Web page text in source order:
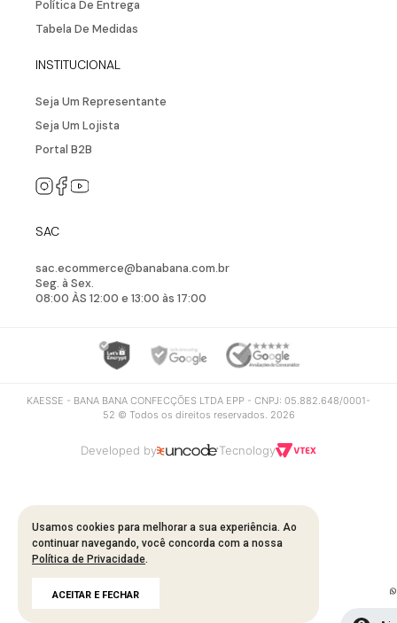
Usamos cookies para melhorar a sua experiência. Ao
continuar navegando, você concorda com a nossa
Política de Privacidade.
ACEITAR E FECHAR
Política De Entrega
Tabela De Medidas
INSTITUCIONAL
Seja Um Representante
Seja Um Lojista
Portal B2B
SAC
sac.ecommerce@banabana.com.br
Seg. à Sex.
08:00 ÀS 12:00 e 13:00 às 17:00
KAESSE - BANA BANA CONFECÇÕES LTDA EPP - CNPJ: 05.882.648/0001-
52 © Todos os direitos reservados. 2026
Developed by Tecnology